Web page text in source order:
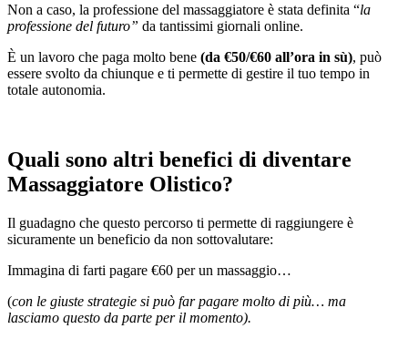
Non a caso, la professione del massaggiatore è stata definita “la
professione del futuro” da tantissimi giornali online.
È un lavoro che paga molto bene (da €50/€60 all’ora in sù), può
essere svolto da chiunque e ti permette di gestire il tuo tempo in
totale autonomia.
Quali sono altri benefici di diventare
Massaggiatore Olistico?
Il guadagno che questo percorso ti permette di raggiungere è
sicuramente un beneficio da non sottovalutare:
Immagina di farti pagare €60 per un massaggio…
(con le giuste strategie si può far pagare molto di più… ma
lasciamo questo da parte per il momento).